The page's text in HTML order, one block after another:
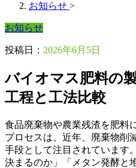
お知らせ >
お知らせ
投稿日： 2026年6月5日
バイオマス肥料の
工程と工法比較
食品廃棄物や農業残渣を肥料
プロセスは、近年、廃棄物削
手段として注目されています
決まるのか」「メタン発酵と